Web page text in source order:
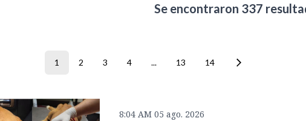
Se encontraron 337
1 2 3 4 ... 13 14
8:04 AM 05 ago. 2026